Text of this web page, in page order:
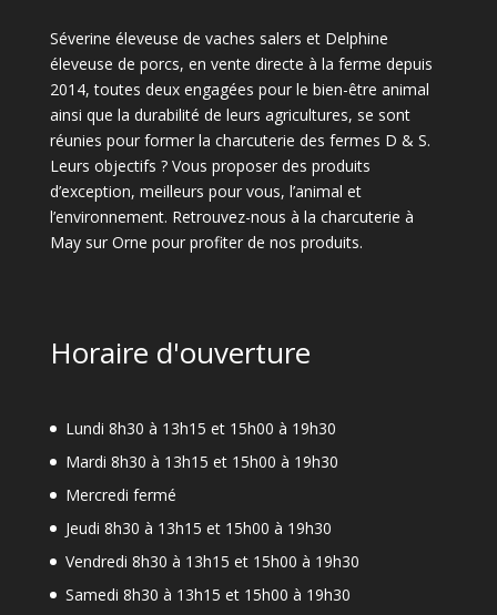
Séverine éleveuse de vaches salers et Delphine
éleveuse de porcs, en vente directe à la ferme depuis
2014, toutes deux engagées pour le bien-être animal
ainsi que la durabilité de leurs agricultures, se sont
réunies pour former la charcuterie des fermes D & S.
Leurs objectifs ? Vous proposer des produits
d’exception, meilleurs pour vous, l’animal et
l’environnement. Retrouvez-nous à la charcuterie à
May sur Orne pour profiter de nos produits.
Horaire d'ouverture
Lundi 8h30 à 13h15 et 15h00 à 19h30
Mardi 8h30 à 13h15 et 15h00 à 19h30
Mercredi fermé
Jeudi 8h30 à 13h15 et 15h00 à 19h30
Vendredi 8h30 à 13h15 et 15h00 à 19h30
Samedi 8h30 à 13h15 et 15h00 à 19h30